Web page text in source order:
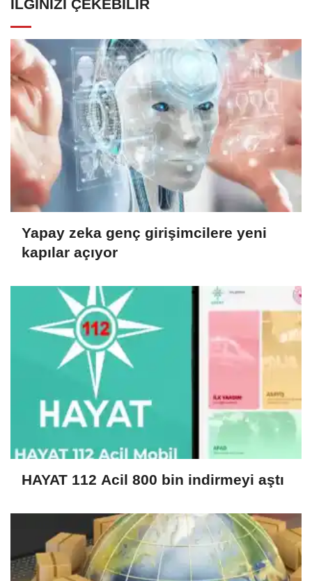
İLGINIZI ÇEKEBILIR
Yapay zeka genç girişimcilere yeni
kapılar açıyor
HAYAT 112 Acil 800 bin indirmeyi aştı